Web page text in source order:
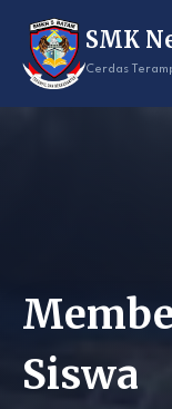
content
SMK
Cerdas
Siswa